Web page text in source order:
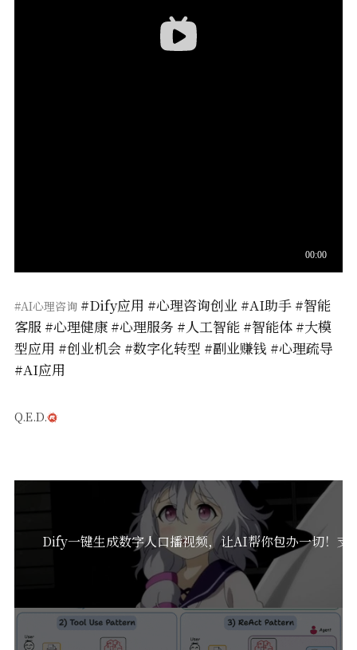
#AI心理咨询#Dify应用 #心理咨询创业 #AI助手 #智能
客服 #心理健康 #心理服务 #人工智能 #智能体 #大模
型应用 #创业机会 #数字化转型 #副业赚钱 #心理疏导
#AI应用
Q.E.D.
Dify一键生成数字人口播视频，让AI帮你包办一切！支